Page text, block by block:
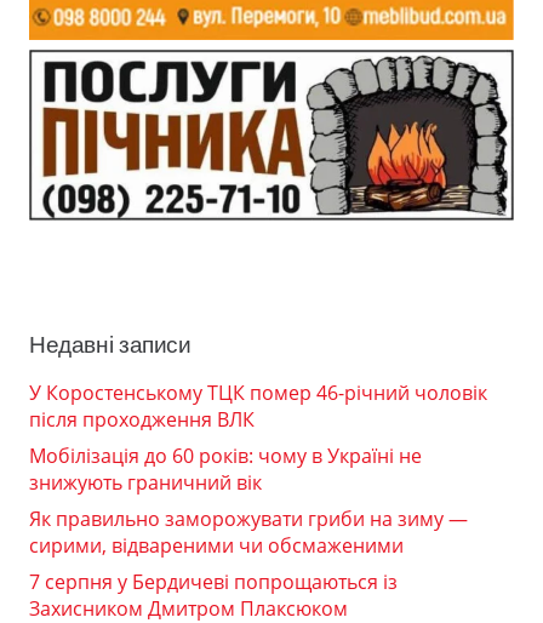
Недавні записи
У Коростенському ТЦК помер 46-річний чоловік
після проходження ВЛК
Мобілізація до 60 років: чому в Україні не
знижують граничний вік
Як правильно заморожувати гриби на зиму —
сирими, відвареними чи обсмаженими
7 серпня у Бердичеві попрощаються із
Захисником Дмитром Плаксюком